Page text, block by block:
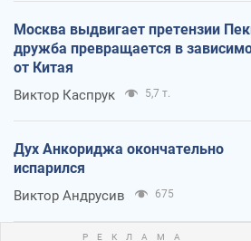
Москва выдвигает претензии
дружба превращается в
от Китая
Виктор Каспрук 5,7 т.
Дух Анкориджа окончательно
испарился
Виктор Андрусив 675